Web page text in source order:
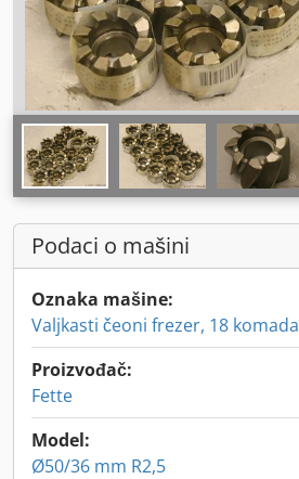
Podaci o mašini
Oznaka mašine:
Valjkasti čeoni frezer, 18 komada
Proizvođač:
Fette
Model:
Ø50/36 mm R2,5